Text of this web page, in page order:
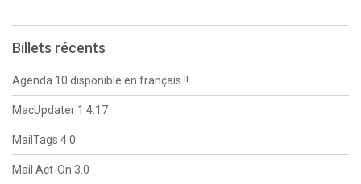
Billets récents
Agenda 10 disponible en français !!
MacUpdater 1.4.17
MailTags 4.0
Mail Act-On 3.0